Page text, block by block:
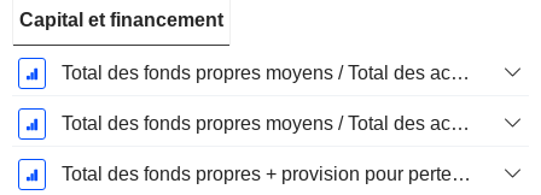
Capital et financement
Total des fonds propres moyens / Total des actifs moyens %
Total des fonds propres moyens / Total des actifs moyens %
Total des fonds propres + provision pour pertes sur prêts / total des prêts %.